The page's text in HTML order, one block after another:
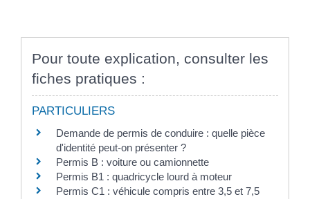
Pour toute explication, consulter les
fiches pratiques :
PARTICULIERS
Demande de permis de conduire : quelle pièce
d'identité peut-on présenter ?
Permis B : voiture ou camionnette
Permis B1 : quadricycle lourd à moteur
Permis C1 : véhicule compris entre 3,5 et 7,5